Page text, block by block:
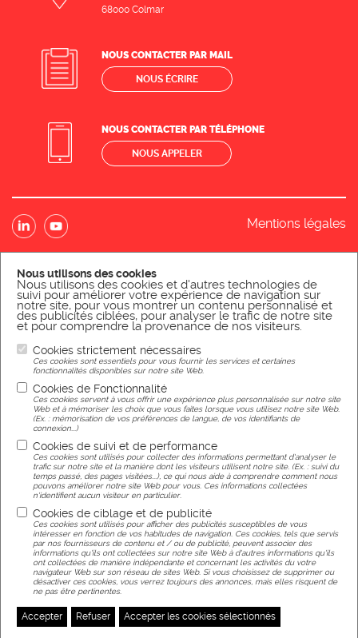
68000 Colmar
NOUS CONTACTER PAR MAIL
NOUS ÉCRIRE
NOUS CONTACTER PAR TÉLÉPHONE
NOUS APPELER
Mentions légales
Réalisation
Agence web Nancy
Gérer mes préférences de cookies
Nous utilisons des cookies
Nous utilisons des cookies et d'autres technologies de
suivi pour améliorer votre expérience de navigation sur
notre site, pour vous montrer un contenu personnalisé et
des publicités ciblées, pour analyser le trafic de notre site
et pour comprendre la provenance de nos visiteurs.
Cookies strictement nécessaires
Ces cookies sont essentiels pour vous fournir les services et certaines
fonctionnalités disponibles sur notre site Web.
Cookies de Fonctionnalité
Ces cookies servent à vous offrir une expérience plus personnalisée sur notre site
Web et à mémoriser les choix que vous faites lorsque vous utilisez notre site Web.
(Ex. : mémorisation de vos préférences de langue, de vos identifiants de
connexion...)
Cookies de suivi et de performance
Ces cookies sont utilisés pour collecter des informations permettant d'analyser le
trafic sur notre site et la manière dont les visiteurs utilisent notre site. (Ex. : suivi du
temps passé, des pages visitées...), ce qui nous aide à comprendre comment nous
pouvons améliorer notre site Web pour vous. Ces informations collectées
n'identifient aucun visiteur en particulier.
Cookies de ciblage et de publicité
Ces cookies sont utilisés pour afficher des publicités susceptibles de vous
intéresser en fonction de vos habitudes de navigation. Ces cookies, tels que servis
par nos fournisseurs de contenu et / ou de publicité, peuvent associer des
informations qu'ils ont collectées sur notre site Web à d'autres informations qu'ils
ont collectées de manière indépendante et concernant les activités du votre
navigateur Web sur son réseau de sites Web. Si vous choisissez de supprimer ou
désactiver ces cookies, vous verrez toujours des annonces, mais elles risquent de
ne pas être pertinentes.
Accepter Refuser Accepter les cookies sélectionnés